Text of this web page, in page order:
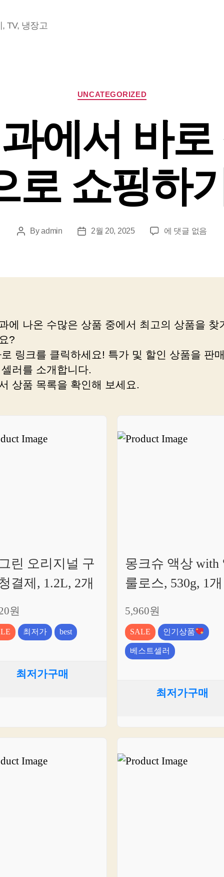
TV, 냉장고
Categories
UNCATEGORIZED
에서 바
로 쇼핑하
PostByadmin
Post2월 20, 2025
검
에
상
명
으
에 댓글 없음
에 나온 수많은 상품 중에서 최고의 상품을 찾
?
링크를 클릭하세요! 특가 및 할인 상품을 판
러를 소개합니다.
상품 목록을 확인해 보세요.
린 오리지널 구
결제, 1.2L, 2개
원
최저가 best
최저가구매
몽크슈 액상 with
룰로스, 530g, 1개
5,960원
SALE
인기상품
베스트셀러
최저가구매